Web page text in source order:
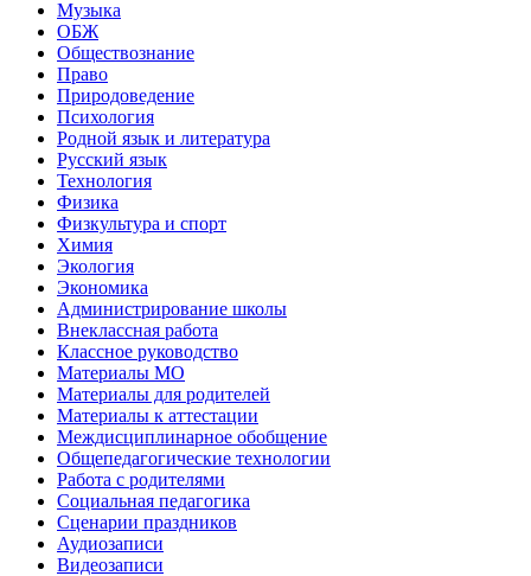
Музыка
ОБЖ
Обществознание
Право
Природоведение
Психология
Родной язык и литература
Русский язык
Технология
Физика
Физкультура и спорт
Химия
Экология
Экономика
Администрирование школы
Внеклассная работа
Классное руководство
Материалы МО
Материалы для родителей
Материалы к аттестации
Междисциплинарное обобщение
Общепедагогические технологии
Работа с родителями
Социальная педагогика
Сценарии праздников
Аудиозаписи
Видеозаписи